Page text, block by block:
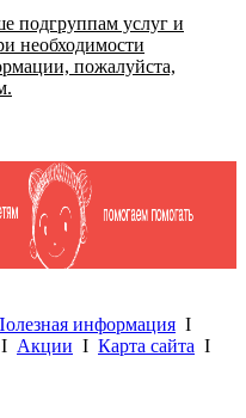
подгруппам услуг и
необходимости
пожалуйста,
информация I
I Акции I Карта сайта I